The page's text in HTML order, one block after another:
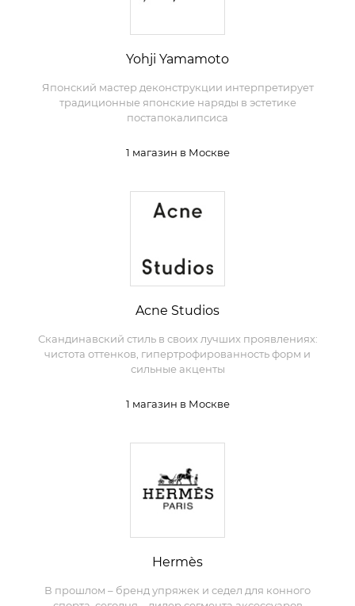
Yohji Yamamoto
Японский мастер деконструкции интерпретирует
традиционные японские наряды в эстетике
постапокалипсиса
1 магазин в Москве
Acne Studios
Скандинавский стиль в своих лучших проявлениях:
чистота оттенков, гипертрофированность форм и
сильные акценты
1 магазин в Москве
Hermès
В прошлом – бренд упряжек и седел для конного